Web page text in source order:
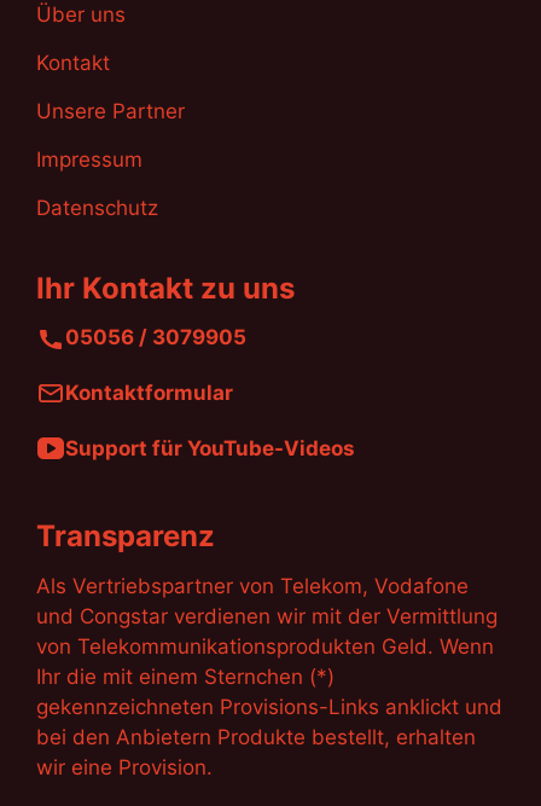
Über uns
Kontakt
Unsere Partner
Impressum
Datenschutz
Ihr Kontakt zu uns
05056 / 3079905
Kontaktformular
Support für YouTube-Videos
Transparenz
Als Vertriebspartner von Telekom, Vodafone
und Congstar verdienen wir mit der Vermittlung
von Telekommunikationsprodukten Geld. Wenn
Ihr die mit einem Sternchen (*)
gekennzeichneten Provisions-Links anklickt und
bei den Anbietern Produkte bestellt, erhalten
wir eine Provision.